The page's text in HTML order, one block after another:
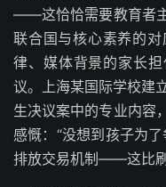
——这恰恰需要教育者
联合国与核心素养的
律、媒体背景的家长
议。上海某国际学校建
生决议案中的专业内容
感慨：“没想到孩子为
排放交易机制——这比